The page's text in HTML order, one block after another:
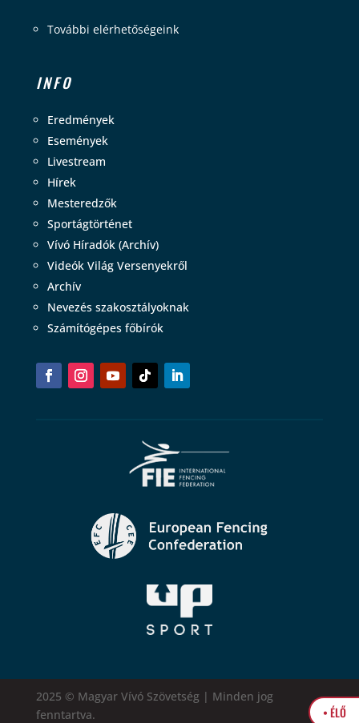
További elérhetőségeink
INFO
Eredmények
Események
Livestream
Hírek
Mesteredzők
Sportágtörténet
Vívó Híradók (Archív)
Videók Világ Versenyekről
Archív
Nevezés szakosztályoknak
Számítógépes főbírók
2025 © Magyar Vívó Szövetség | Minden jog
fenntartva.
• ÉLŐ